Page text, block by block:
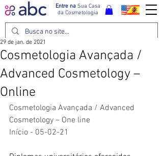
Entre naSua Casa
da Cosmetologia
Cosmetologia Avançada /
Advanced Cosmetology –
Online
29 de jan. de 2021
Cosmetologia Avançada / Advanced
Cosmetology – One line
Início - 05-02-21